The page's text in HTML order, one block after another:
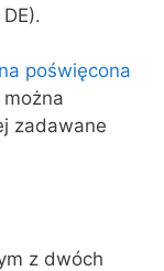
poświęcona
zadawane
z dwóch